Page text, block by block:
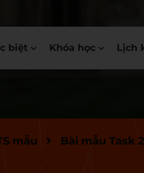
biệt Khóa học Lịch
mẫu Bài mẫu Task